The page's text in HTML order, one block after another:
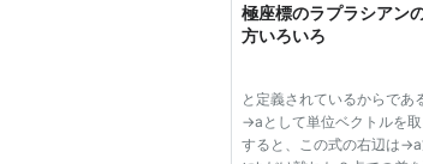
極座標のラプラシアン
方いろいろ
と定義されているからであ
→aとして単位ベクトルを取
すると、この式の右辺は→a